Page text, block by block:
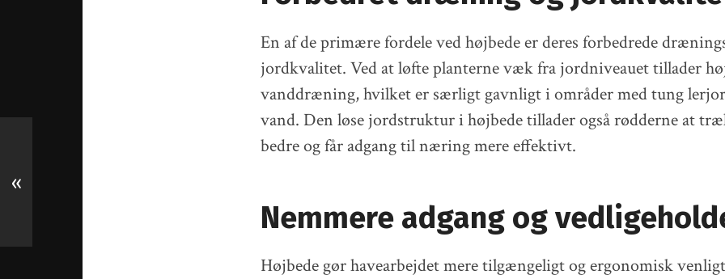
En af de primære fordele ved højbede er deres forbedrede
jordkvalitet. Ved at løfte planterne væk fra jordniveauet tillader
vanddræning, hvilket er særligt gavnligt i områder med tung
vand. Den løse jordstruktur i højbede tillader også rødderne at
bedre og får adgang til næring mere effektivt.
Nemmere adgang og
Højbede gør havearbejdet mere tilgængeligt og ergonomisk
«